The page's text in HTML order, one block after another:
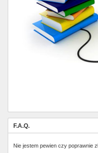
F.A.Q.
Nie jestem pewien czy poprawnie